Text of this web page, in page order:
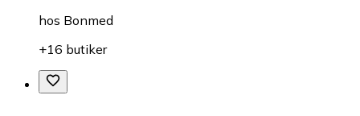
hos Bonmed
+16 butiker